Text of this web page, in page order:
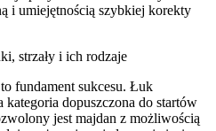
i umiejętnością szybkiej korekty
strzały i ich rodzaje
fundament sukcesu. Łuk
dopuszczona do startów
jest majdan z możliwością